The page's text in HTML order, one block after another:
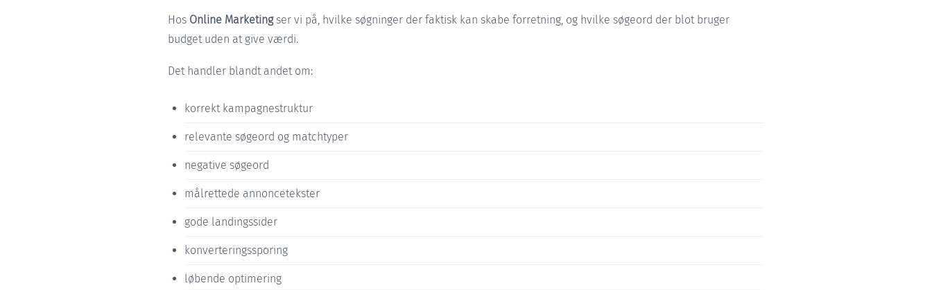
Hos Online Marketingser vi på, hvilke søgninger der faktisk kan skabe forretning, og hvilke søgeord der blot bruger
budget uden at give værdi.
Det handler blandt andet om:
korrekt kampagnestruktur
relevante søgeord og matchtyper
negative søgeord
målrettede annoncetekster
gode landingssider
konverteringssporing
løbende optimering